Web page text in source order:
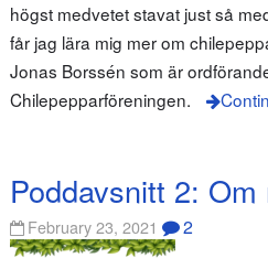
högst medvetet stavat just så
får jag lära mig mer om
Jonas Borssén som är
Chilepepparföreningen.
Poddavsnitt 2:
February 23, 2021 2